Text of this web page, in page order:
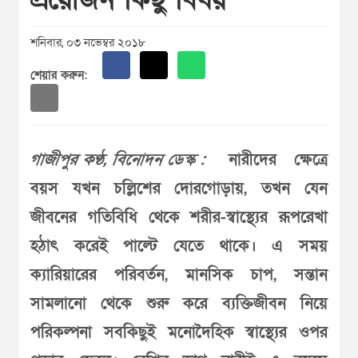
শনিবার, ০৩ নভেম্বর ২০১৮
শেয়ার করুন:
গাজীপুর কণ্ঠ, বিনোদন ডেস্ক :
নারীদের ক্ষেত্রে
বয়স যখন চল্লিশের দোরগোড়ায়, তখন যেন
জীবনের গতিবিধি থেকে শরীর-স্বাস্থ্যের রূপরেখা
হঠাৎ করেই পাল্টে যেতে থাকে। এ সময়
ক্যারিয়ারের পরিবর্তন, মানসিক চাপ, সন্তান
সামলানো থেকে শুরু করে ব্যক্তিজীবন নিয়ে
পরিকল্পনা সবকিছুই মনোদৈহিক স্বাস্থ্যের ওপর